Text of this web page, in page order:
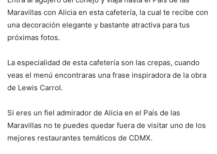
Maravillas con Alicia en esta cafetería, la cual te recibe con
una decoración elegante y bastante atractiva para tus
próximas fotos.
La especialidad de esta cafetería son las crepas, cuando
veas el menú encontraras una frase inspiradora de la obra
de Lewis Carrol.
Si eres un fiel admirador de Alicia en el País de las
Maravillas no te puedes quedar fuera de visitar uno de los
mejores restaurantes temáticos de CDMX.